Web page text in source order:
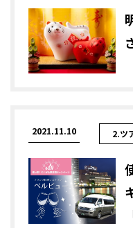
2021.11.10 2.ツ